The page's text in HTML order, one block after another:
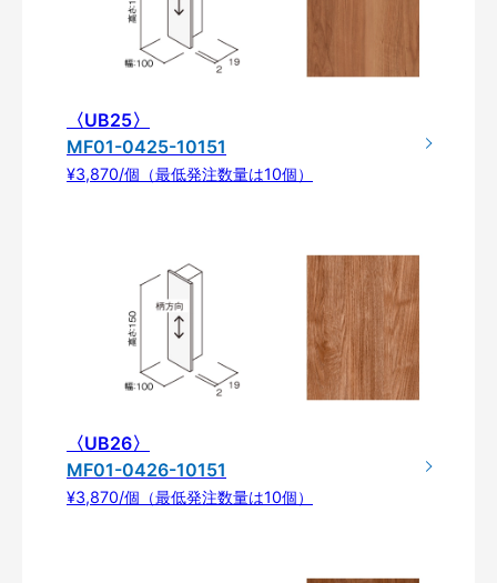
〈UB25〉
MF01-0425-10151
¥3,870/個（最低発注数量は10個）
〈UB26〉
MF01-0426-10151
¥3,870/個（最低発注数量は10個）